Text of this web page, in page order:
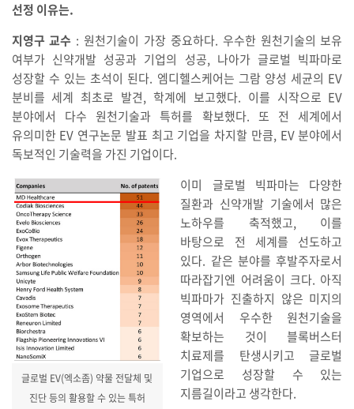
선정 이유는.
지영구 교수 : 원천기술이 가장 중요하다. 우수한 원천기술의 보유
여부가 신약개발 성공과 기업의 성공, 나아가 글로벌 빅파마로
성장할 수 있는 초석이 된다. 엠디헬스케어는 그람 양성 세균의 EV
분비를 세계 최초로 발견, 학계에 보고했다. 이를 시작으로 EV
분야에서 다수 원천기술과 특허를 확보했다. 또 전 세계에서
유의미한 EV 연구논문 발표 최고 기업을 차지할 만큼, EV 분야에서
독보적인 기술력을 가진 기업이다.
글로벌 EV(엑소좀) 약물 전달체 및
진단 등의 활용할 수 있는 특허
이미 글로벌 빅파마는 다양한
질환과 신약개발 기술에서 많은
노하우를 축적했고, 이를
바탕으로 전 세계를 선도하고
있다. 같은 분야를 후발주자로서
따라잡기엔 어려움이 크다. 아직
빅파마가 진출하지 않은 미지의
영역에서 우수한 원천기술을
확보하는 것이 블록버스터
치료제를 탄생시키고 글로벌
기업으로 성장할 수 있는
지름길이라고 생각한다.